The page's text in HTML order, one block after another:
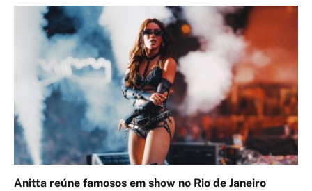
Anitta reúne famosos em show no Rio de Janeiro